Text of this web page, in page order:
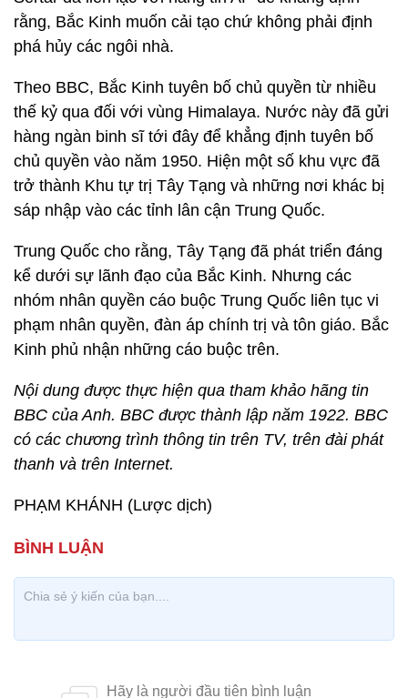
rằng, Bắc Kinh muốn cải tạo chứ không phải định
phá hủy các ngôi nhà.
Theo BBC, Bắc Kinh tuyên bố chủ quyền từ nhiều
thế kỷ qua đối với vùng Himalaya. Nước này đã gửi
hàng ngàn binh sĩ tới đây để khẳng định tuyên bố
chủ quyền vào năm 1950. Hiện một số khu vực đã
trở thành Khu tự trị Tây Tạng và những nơi khác bị
sáp nhập vào các tỉnh lân cận Trung Quốc.
Trung Quốc cho rằng, Tây Tạng đã phát triển đáng
kể dưới sự lãnh đạo của Bắc Kinh. Nhưng các
nhóm nhân quyền cáo buộc Trung Quốc liên tục vi
phạm nhân quyền, đàn áp chính trị và tôn giáo. Bắc
Kinh phủ nhận những cáo buộc trên.
Nội dung được thực hiện qua tham khảo hãng tin
BBC của Anh. BBC được thành lập năm 1922. BBC
có các chương trình thông tin trên TV, trên đài phát
thanh và trên Internet.
PHẠM KHÁNH (Lược dịch)